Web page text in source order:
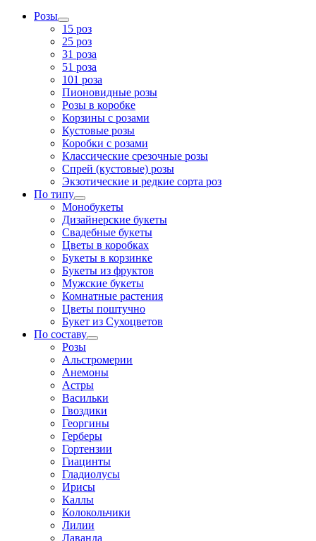
Розы
15 роз
25 роз
31 роза
51 роза
101 роза
Пионовидные розы
Розы в коробке
Корзины с розами
Кустовые розы
Коробки с розами
Классические срезочные розы
Спрей (кустовые) розы
Экзотические и редкие сорта роз
По типу
Монобукеты
Дизайнерские букеты
Свадебные букеты
Цветы в коробках
Букеты в корзинке
Букеты из фруктов
Мужские букеты
Комнатные растения
Цветы поштучно
Букет из Сухоцветов
По составу
Розы
Альстромерии
Анемоны
Астры
Васильки
Гвоздики
Георгины
Герберы
Гортензии
Гиацинты
Гладиолусы
Ирисы
Каллы
Колокольчики
Лилии
Лаванда